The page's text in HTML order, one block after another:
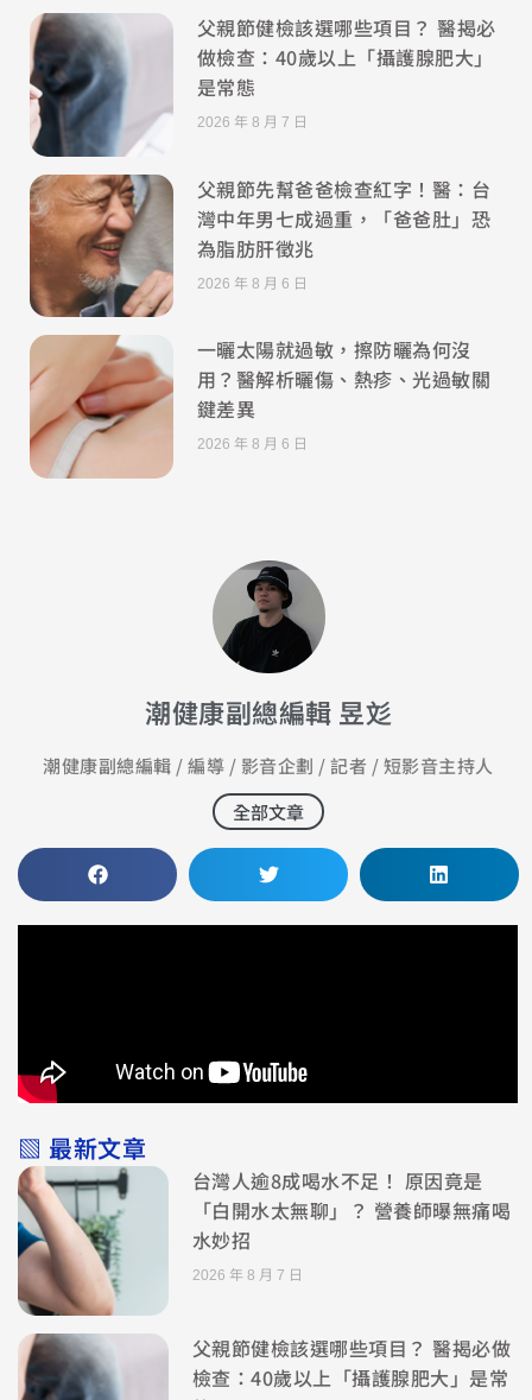
父親節健檢該選哪些項目？ 醫揭必
做檢查：40歲以上「攝護腺肥大」
是常態
2026 年 8 月 7 日
父親節先幫爸爸檢查紅字！醫：台
灣中年男七成過重，「爸爸肚」恐
為脂肪肝徵兆
2026 年 8 月 6 日
一曬太陽就過敏，擦防曬為何沒
用？醫解析曬傷、熱疹、光過敏關
鍵差異
2026 年 8 月 6 日
潮健康副總編輯 昱彣
潮健康副總編輯 / 編導 / 影音企劃 / 記者 / 短影音主持人
全部文章
▧ 最新文章
台灣人逾8成喝水不足！ 原因竟是
「白開水太無聊」？ 營養師曝無痛喝
水妙招
2026 年 8 月 7 日
父親節健檢該選哪些項目？ 醫揭必做
檢查：40歲以上「攝護腺肥大」是常